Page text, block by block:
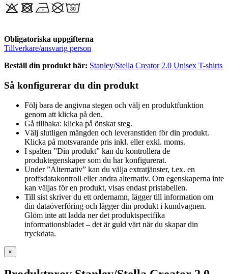
Obligatoriska uppgifterna
Tillverkare/ansvarig person
Beställ din produkt här: Stanley/Stella Creator 2.0 Unisex T-shirts
Så konfigurerar du din produkt
Följ bara de angivna stegen och välj en produktfunktion
genom att klicka på den.
Gå tillbaka: klicka på önskat steg.
Välj slutligen mängden och leveranstiden för din produkt.
Klicka på motsvarande pris inkl. eller exkl. moms.
I spalten ”Din produkt” kan du kontrollera de
produktegenskaper som du har konfigurerat.
Under ”Alternativ” kan du välja extratjänster, t.ex. en
proffsdatakontroll eller andra alternativ. Om egenskaperna inte
kan väljas för en produkt, visas endast pristabellen.
Till sist skriver du ett ordernamn, lägger till information om
din dataöverföring och lägger din produkt i kundvagnen.
Glöm inte att ladda ner det produktspecifika
informationsbladet – det är guld värt när du skapar din
tryckdata.
×